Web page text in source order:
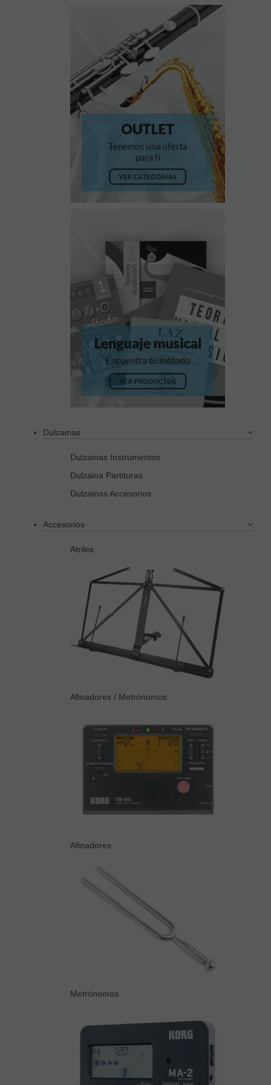
Dulzainas
Dulzainas Instrumentos
Dulzaina Partituras
Dulzainas Accesorios
Accesorios
Atriles
Afinadores / Metrónomos
Afinadores
Metrónomos